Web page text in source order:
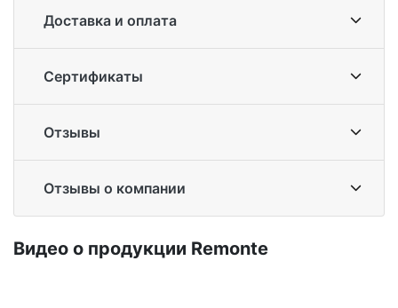
Доставка и оплата
Сертификаты
Отзывы
Отзывы о компании
Ви­део о про­дук­ции Re­mon­te